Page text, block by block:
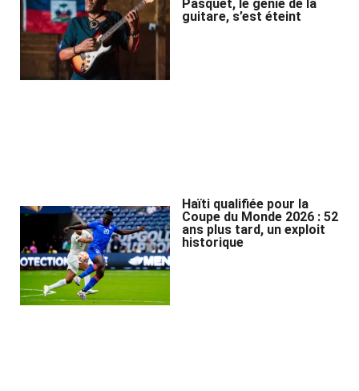
Pasquet, le génie de la
guitare, s’est éteint
Haïti qualifiée pour la
Coupe du Monde 2026 : 52
ans plus tard, un exploit
historique